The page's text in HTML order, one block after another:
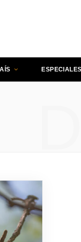
ESPECIALES